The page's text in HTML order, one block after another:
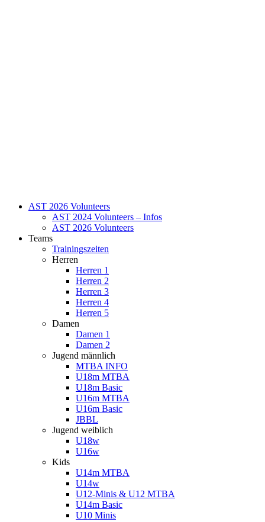
AST 2026 Volunteers
AST 2024 Volunteers – Infos
AST 2026 Volunteers
Teams
Trainingszeiten
Herren
Herren 1
Herren 2
Herren 3
Herren 4
Herren 5
Damen
Damen 1
Damen 2
Jugend männlich
MTBA INFO
U18m MTBA
U18m Basic
U16m MTBA
U16m Basic
JBBL
Jugend weiblich
U18w
U16w
Kids
U14m MTBA
U14w
U12-Minis & U12 MTBA
U14m Basic
U10 Minis